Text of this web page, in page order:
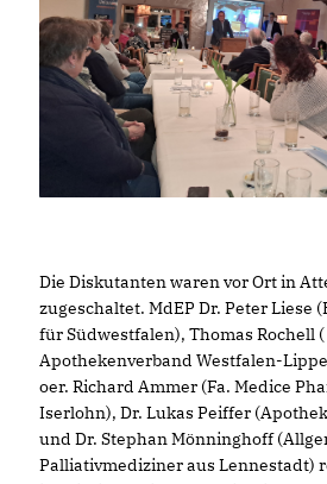
Die Diskutanten waren vor Ort in
zugeschaltet. MdEP Dr. Peter Liese
für Südwestfalen), Thomas Rochell
Apothekenverband Westfalen-Lippe
oer. Richard Ammer (Fa. Medice
Iserlohn), Dr. Lukas Peiffer
und Dr. Stephan Mönninghoff
Palliativmediziner aus Lennestadt)